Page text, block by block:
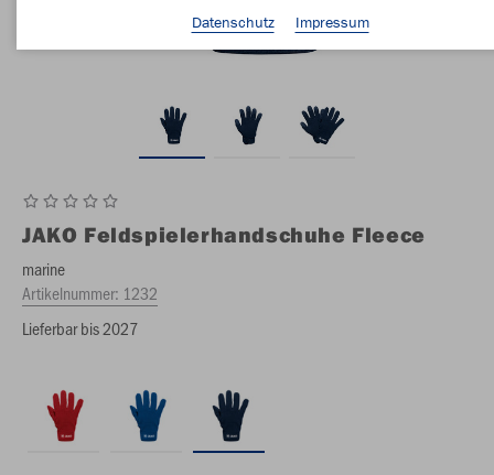
JAKO Feldspielerhandschuhe Fleece
marine
Artikelnummer: 1232
Lieferbar bis 2027
Datenschutz
Impressum